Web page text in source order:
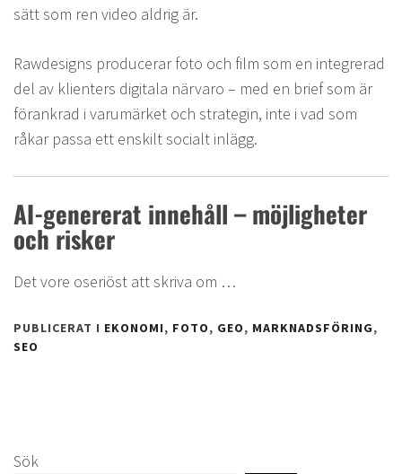
sätt som ren video aldrig är.
Rawdesigns producerar foto och film som en integrerad
del av klienters digitala närvaro – med en brief som är
förankrad i varumärket och strategin, inte i vad som
råkar passa ett enskilt socialt inlägg.
AI-genererat innehåll – möjligheter
och risker
Det vore oseriöst att skriva om …
PUBLICERAT I EKONOMI, FOTO, GEO, MARKNADSFÖRING,
SEO
Sök